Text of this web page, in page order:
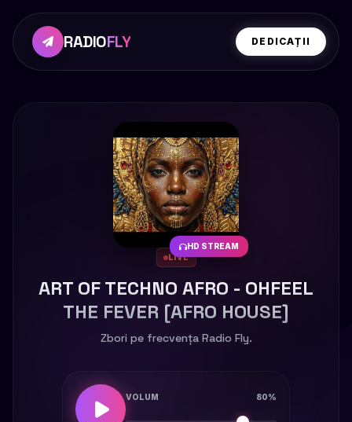
RADIOFLY DEDICAȚII
HD STREAM
LIVE
ART OF TECHNO AFRO - OHFEEL
THE FEVER [AFRO HOUSE]
Zbori pe frecvența Radio Fly.
VOLUM 80%